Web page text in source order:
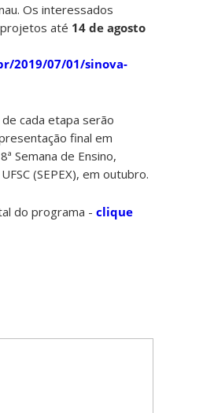
Os interessados
até 14 de agosto
2019/07/01/sinova-
cada etapa serão
final em
Semana de Ensino,
(SEPEX), em outubro.
do programa -clique